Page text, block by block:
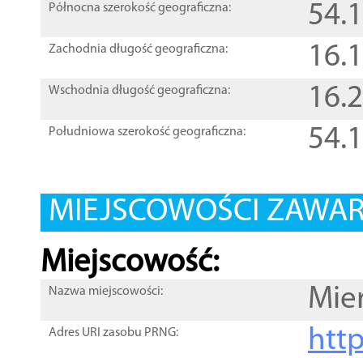
Północna szerokość geograficzna:
Zachodnia długość geograficzna:
Wschodnia długość geograficzna:
Południowa szerokość geograficzna:
MIEJSCOWOŚCI
Miejscowość:
Nazwa miejscowości:
Adres URI zasobu PRNG: